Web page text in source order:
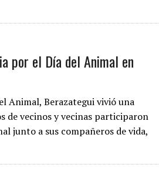
por el Día del Animal en
Animal, Berazategui vivió una
de vecinos y vecinas participaron
junto a sus compañeros de vida,